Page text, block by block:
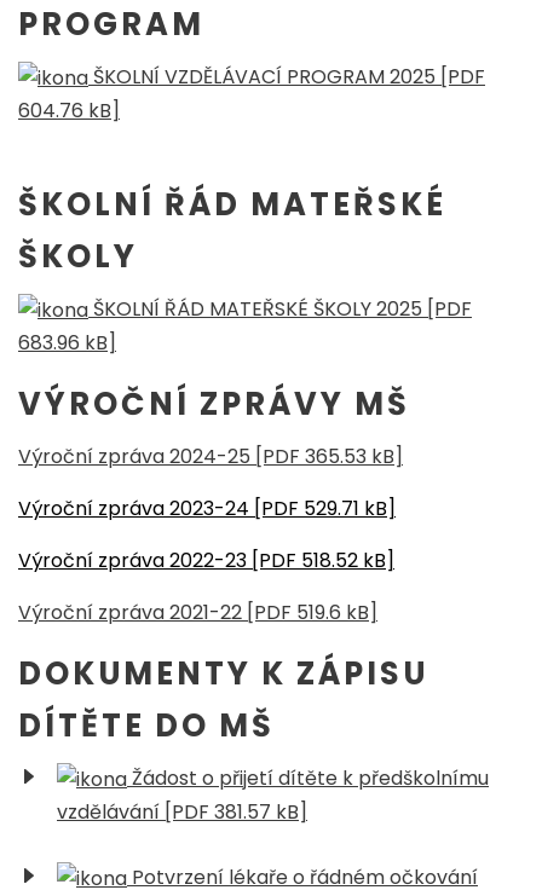
PROGRAM
ŠKOLNÍ VZDĚLÁVACÍ PROGRAM 2025 [PDF
604.76 kB]
ŠKOLNÍ ŘÁD MATEŘSKÉ
ŠKOLY
ŠKOLNÍ ŘÁD MATEŘSKÉ ŠKOLY 2025 [PDF
683.96 kB]
VÝROČNÍ ZPRÁVY MŠ
Výroční zpráva 2024-25 [PDF 365.53 kB]
Výroční zpráva 2023-24 [PDF 529.71 kB]
Výroční zpráva 2022-23 [PDF 518.52 kB]
Výroční zpráva 2021-22 [PDF 519.6 kB]
DOKUMENTY K ZÁPISU
DÍTĚTE DO MŠ
Žádost o přijetí dítěte k předškolnímu
vzdělávání [PDF 381.57 kB]
Potvrzení lékaře o řádném očkování